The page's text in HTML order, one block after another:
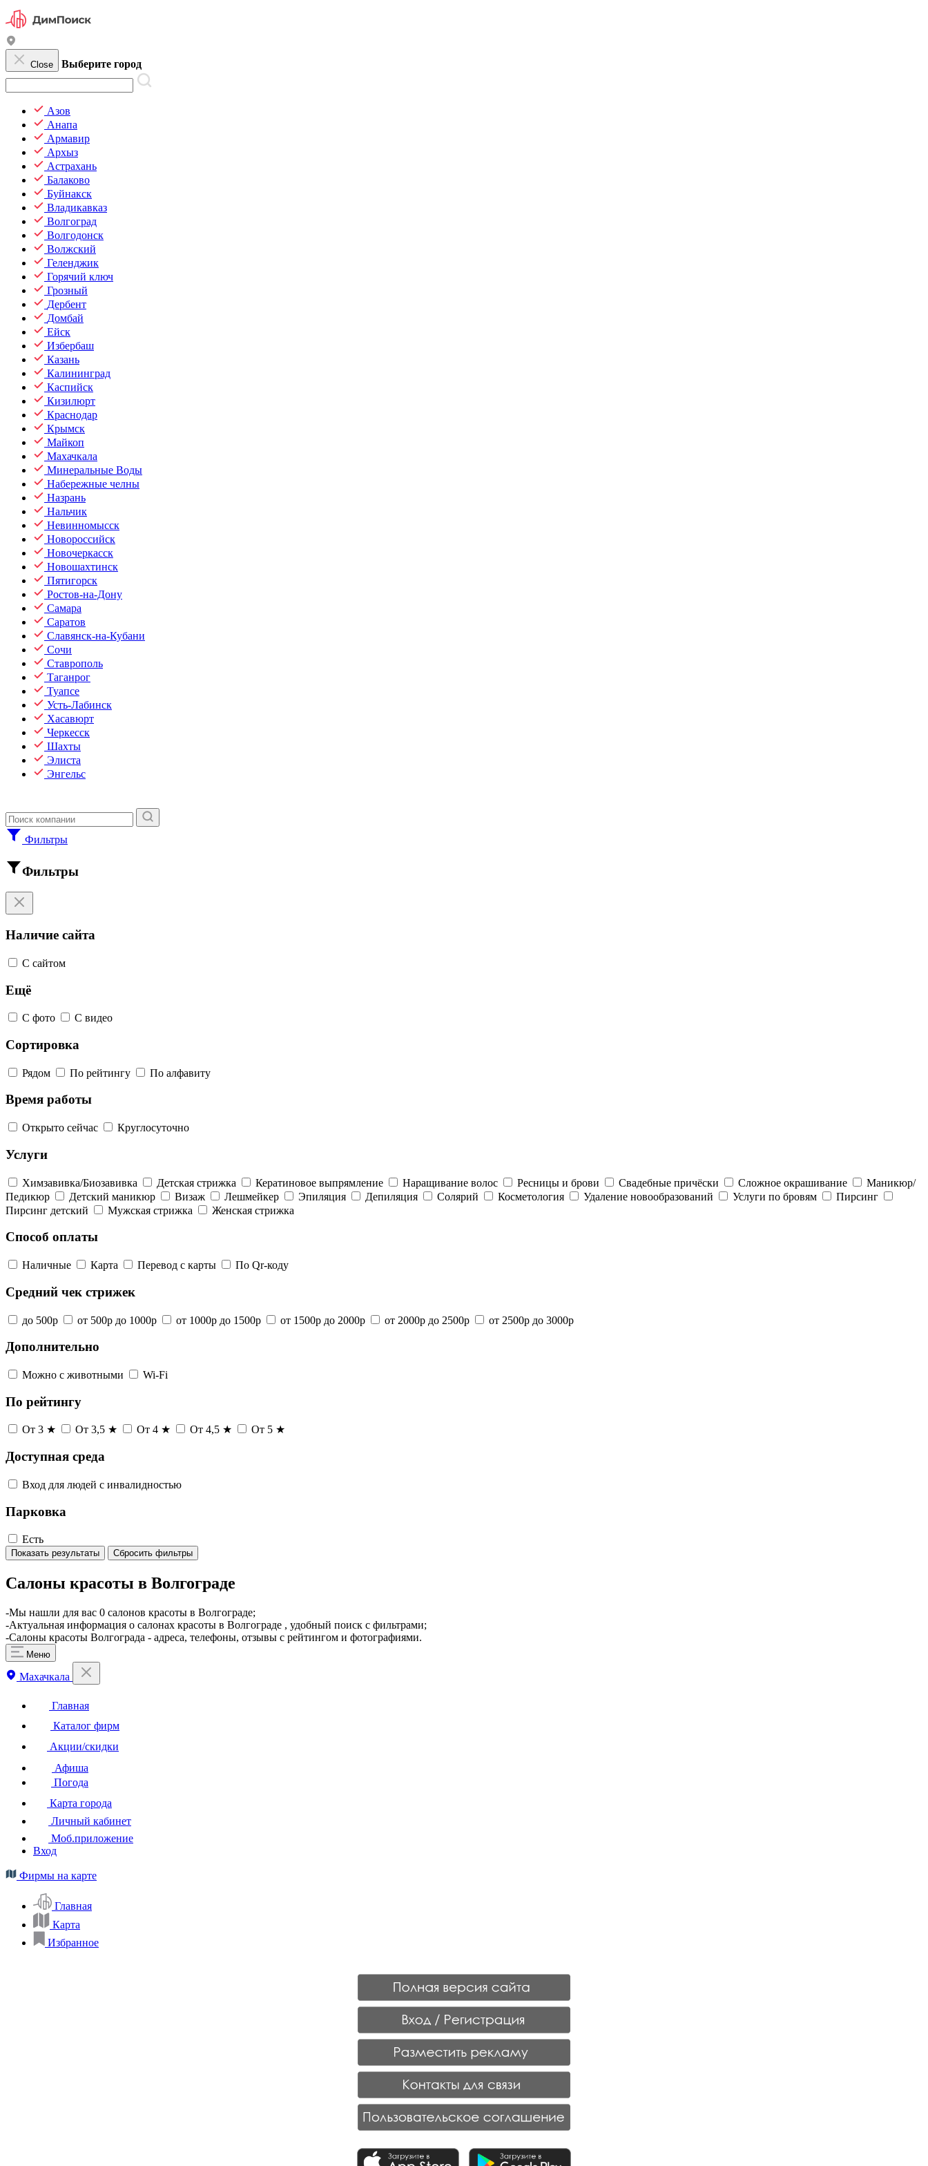
Close Выберите город
Азов
Анапа
Армавир
Архыз
Астрахань
Балаково
Буйнакск
Владикавказ
Волгоград
Волгодонск
Волжский
Геленджик
Горячий ключ
Грозный
Дербент
Домбай
Ейск
Избербаш
Казань
Калининград
Каспийск
Кизилюрт
Краснодар
Крымск
Майкоп
Махачкала
Минеральные Воды
Набережные челны
Назрань
Нальчик
Невинномысск
Новороссийск
Новочеркасск
Новошахтинск
Пятигорск
Ростов-на-Дону
Самара
Саратов
Славянск-на-Кубани
Сочи
Ставрополь
Таганрог
Туапсе
Усть-Лабинск
Хасавюрт
Черкесск
Шахты
Элиста
Энгельс
Фильтры
Фильтры
Наличие сайта
С сайтом
Ещё
С фото С видео
Сортировка
Рядом По рейтингу По алфавиту
Время работы
Открыто сейчас Круглосуточно
Услуги
Химзавивка/Биозавивка Детская стрижка Кератиновое выпрямление Наращивание волос Ресницы и брови Свадебные причёски Сложное окрашивание
Маникюр/
Педикюр
Детский маникюр Визаж Лешмейкер Эпиляция Депиляция Солярий Косметология Удаление новообразований Услуги по бровям
Пирсинг
Пирсинг детский
Мужская стрижка Женская стрижка
Способ оплаты
Наличные Карта Перевод с карты По Qr-коду
Средний чек стрижек
до 500р от 500р до 1000р от 1000р до 1500р от 1500р до 2000р от 2000р до 2500р от 2500р до 3000р
Дополнительно
Можно с животными Wi-Fi
По рейтингу
От 3 ★ От 3,5 ★ От 4 ★ От 4,5 ★ От 5 ★
Доступная среда
Вход для людей с инвалидностью
Парковка
Есть
Показать результаты Сбросить фильтры
Салоны красоты в Волгограде
-Мы нашли для вас 0 салонов красоты в Волгограде;
-Актуальная информация о салонах красоты в Волгограде , удобный поиск с фильтрами;
-Салоны красоты Волгограда - адреса, телефоны, отзывы с рейтингом и фотографиями.
Меню
Махачкала
Главная
Каталог фирм
Акции/скидки
Афиша
Погода
Карта города
Личный кабинет
Моб.приложение
Вход
Фирмы на карте
Главная
Карта
Избранное